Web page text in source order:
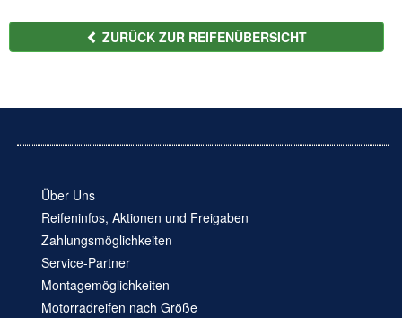
ZURÜCK ZUR REIFENÜBERSICHT
Über Uns
Reifeninfos, Aktionen und Freigaben
Zahlungsmöglichkeiten
Service-Partner
Montagemöglichkeiten
Motorradreifen nach Größe